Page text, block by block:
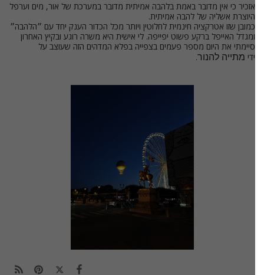
אזכיר כי אין מדובר באמת בלהבה אמיתית מדובר במערכת של אור, מים וערפל
היוצרת אשליה של להבה אמיתית.
כמובן שזו אטרקציה חינמית לחלוטין ויותר מכל הכדור הענק יחד עם ״הלהבה״
ומגדל האייפל ברקע פשוט יפייפה. לי אישית היא משרה רוגע ובקיץ האחרון
סיימתי את היום מספר פעמים בצפייה בפלא המדהים הזה שעוצב על
ידימתייה להנור.